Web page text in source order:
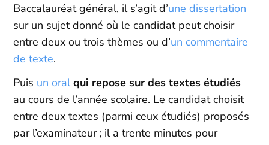
Baccalauréat général, il s’agit d’une dissertation
sur un sujet donné où le candidat peut choisir
entre deux ou trois thèmes ou d’un commentaire
de texte.
Puis un oral qui repose sur des textes étudiés
au cours de l’année scolaire. Le candidat choisit
entre deux textes (parmi ceux étudiés) proposés
par l’examinateur ; il a trente minutes pour